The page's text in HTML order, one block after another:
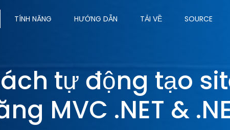
TÍNH NĂNG HƯỚNG DẪN TẢI VỀ SOURCE
tự động tạo
MVC .NET &